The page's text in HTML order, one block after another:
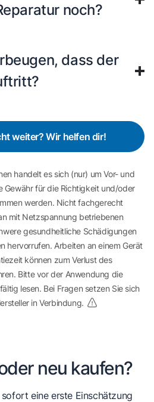
noch?
dass der
weiter? Wir helfen dir!
handelt es sich (nur) um Vor- und
Gewähr für die Richtigkeit und/oder
werden. Nicht fachgerecht
mit Netzspannung betriebenen
gesundheitliche Schädigungen
hervorrufen. Arbeiten an einem Gerät
können zum Verlust des
Bitte vor der Anwendung die
lesen. Bei Fragen setzen Sie sich
in Verbindung.
neu kaufen?
eine erste Einschätzung